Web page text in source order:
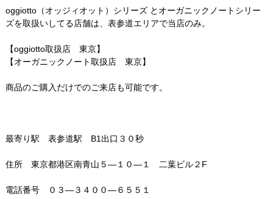
oggiotto（オッジィオット）シリーズ とオーガニックノートシリー
ズを取扱いしてる店舗は、表参道エリアで当店のみ。
【oggiotto取扱店 東京】
【オーガニックノート取扱店 東京】
商品のご購入だけでのご来店も可能です。
最寄り駅 表参道駅 B1出口３０秒
住所 東京都港区南青山５—１０—１ 二葉ビル２F
電話番号 ０３—３４００—６５５１